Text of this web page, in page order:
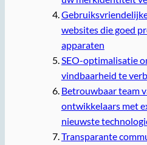
websites die goed
apparaten
SEO-optimalisatie
vindbaarheid te
Betrouwbaar team
ontwikkelaars met
nieuwste
Transparante